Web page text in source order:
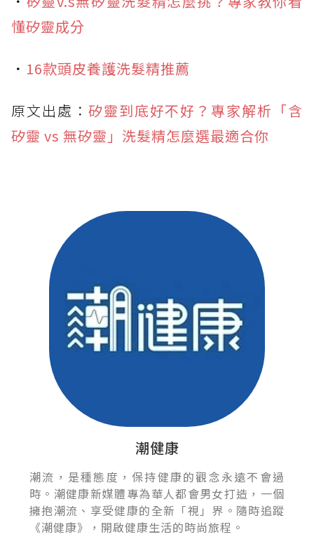
懂矽靈成分
． 16款頭皮養護洗髮精推薦
原文出處： 矽靈到底好不好？專家解析「含
矽靈 vs 無矽靈」洗髮精怎麼選最適合你
潮健康
潮流，是種態度，保持健康的觀念永遠不會過
時。潮健康新媒體專為華人都會男女打造，一個
擁抱潮流、享受健康的全新「視」界。隨時追蹤
《潮健康》，開啟健康生活的時尚旅程。